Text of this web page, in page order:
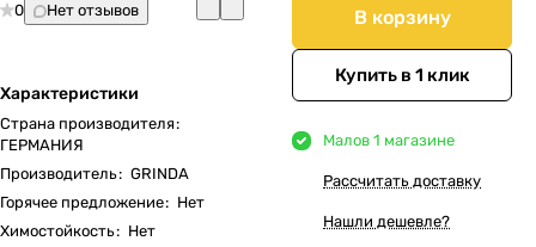
0 Нет отзывов
Характеристики
Страна производителя:
ГЕРМАНИЯ
Производитель: GRINDA
Горячее предложение: Нет
Химостойкость: Нет
В корзину
Купить в 1 клик
Малов 1 магазине
Рассчитать доставку
Нашли дешевле?